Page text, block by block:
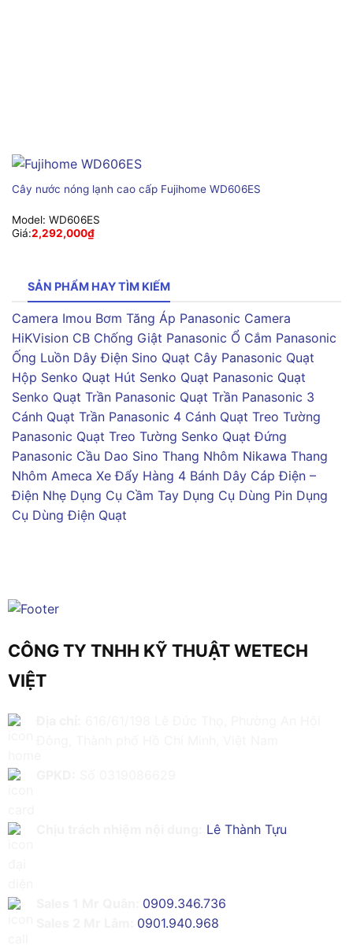
Cây nước nóng lạnh cao cấp Fujihome WD606ES
Model: WD606ES
Giá:2,292,000₫
SẢN PHẨM HAY TÌM KIẾM
Camera Imou Bơm Tăng Áp Panasonic Camera
HiKVision CB Chống Giật Panasonic Ổ Cắm Panasonic
Ống Luồn Dây Điện Sino Quạt Cây Panasonic Quạt
Hộp Senko Quạt Hút Senko Quạt Panasonic Quạt
Senko Quạt Trần Panasonic Quạt Trần Panasonic 3
Cánh Quạt Trần Panasonic 4 Cánh Quạt Treo Tường
Panasonic Quạt Treo Tường Senko Quạt Đứng
Panasonic Cầu Dao Sino Thang Nhôm Nikawa Thang
Nhôm Ameca Xe Đẩy Hàng 4 Bánh Dây Cáp Điện –
Điện Nhẹ Dụng Cụ Cầm Tay Dụng Cụ Dùng Pin Dụng
Cụ Dùng Điện Quạt
CÔNG TY TNHH KỸ THUẬT WETECH
VIỆT
Lê Thành Tựu
0909.346.736
0901.940.968